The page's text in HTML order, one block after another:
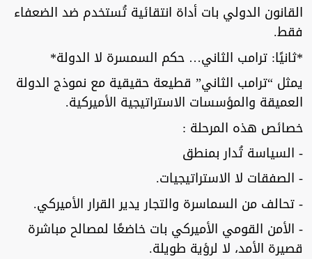
القانون الدولي بات أداة انتقائية تُستخدم ضد الضعفاء
فقط.
*ثانيًا: ترامب الثاني… حكم السمسرة لا الدولة*
يمثل “ترامب الثاني” قطيعة حقيقية مع نموذج الدولة
العميقة والمؤسسات الاستراتيجية الأميركية.
خصائص هذه المرحلة :
- السياسة تُدار بمنطق
- الصفقات لا الاستراتيجيات.
- تحالف من السماسرة والتجار يدير القرار الأميركي.
- الأمن القومي الأميركي بات خاضعًا لمصالح مباشرة
قصيرة الأمد، لا لرؤية طويلة.